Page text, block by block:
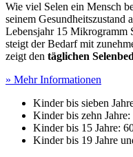
Wie viel Selen ein Mensch
seinem Gesundheitszustand
Lebensjahr 15 Mikrogramm
steigt der Bedarf mit
zeigt den täglichen
» Mehr Informationen
Kinder bis sieben
Kinder bis zehn
Kinder bis 15 Jahre:
Kinder bis 19 Jahre